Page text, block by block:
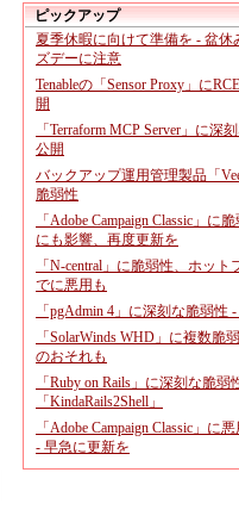
ピックアップ
夏季休暇に向けて準備を - 盆休
ズデーに注意
Tenableの「Sensor Proxy」に
開
「Terraform MCP Server」に深
公開
バックアップ運用管理製品「
脆弱性
「Adobe Campaign Classic」に
にも影響、再度更新を
「N-central」に脆弱性、ホッ
でに悪用も
「pgAdmin 4」に深刻な脆弱性
「SolarWinds WHD」に複数脆
のおそれも
「Ruby on Rails」に深刻な脆弱
「KindaRails2Shell」
「Adobe Campaign Classic」に
- 早急に更新を